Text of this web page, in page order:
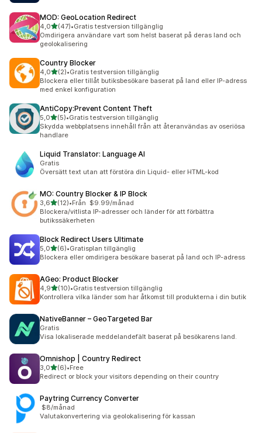
MOD: GeoLocation Redirect
4,0av 5 stjärnor
(47)
47 recensioner totalt
•Gratis testversion tillgänglig
Omdirigera användare vart som helst baserat på deras land och
geolokalisering
Country Blocker
4,0av 5 stjärnor
(2)
2 recensioner totalt
•Gratis testversion tillgänglig
Blockera eller tillåt butiksbesökare baserat på land eller IP-adress
med enkel konfiguration
AntiCopy:Prevent Content Theft
5,0av 5 stjärnor
(5)
5 recensioner totalt
•Gratis testversion tillgänglig
Skydda webbplatsens innehåll från att återanvändas av oseriösa
handlare
Liquid Translator: Language AI
Gratis
Översätt text utan att förstöra din Liquid- eller HTML-kod
MO: Country Blocker & IP Block
3,6av 5 stjärnor
(12)
12 recensioner totalt
•Från $9.99/månad
Blockera/vitlista IP-adresser och länder för att förbättra
butikssäkerheten
Block Redirect Users Ultimate
5,0av 5 stjärnor
(6)
6 recensioner totalt
•Gratisplan tillgänglig
Blockera eller omdirigera besökare baserat på land och IP-adress
AGeo: Product Blocker
4,9av 5 stjärnor
(10)
10 recensioner totalt
•Gratis testversion tillgänglig
Kontrollera vilka länder som har åtkomst till produkterna i din butik
NativeBanner – GeoTargeted Bar
Gratis
Visa lokaliserade meddelandefält baserat på besökarens land.
Omnishop | Country Redirect
3,0av 5 stjärnor
(6)
6 recensioner totalt
•Free
Redirect or block your visitors depending on their country
Paytring Currency Converter
$8/månad
Valutakonvertering via geolokalisering för kassan